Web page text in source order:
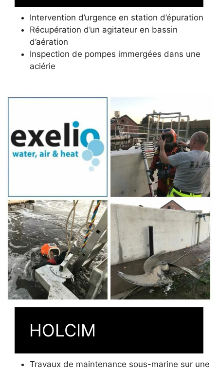
Intervention d’urgence en station d’épuration
Récupération d’un agitateur en bassin
d’aération
Inspection de pompes immergées dans une
aciérie
HOLCIM
Travaux de maintenance sous-marine sur une